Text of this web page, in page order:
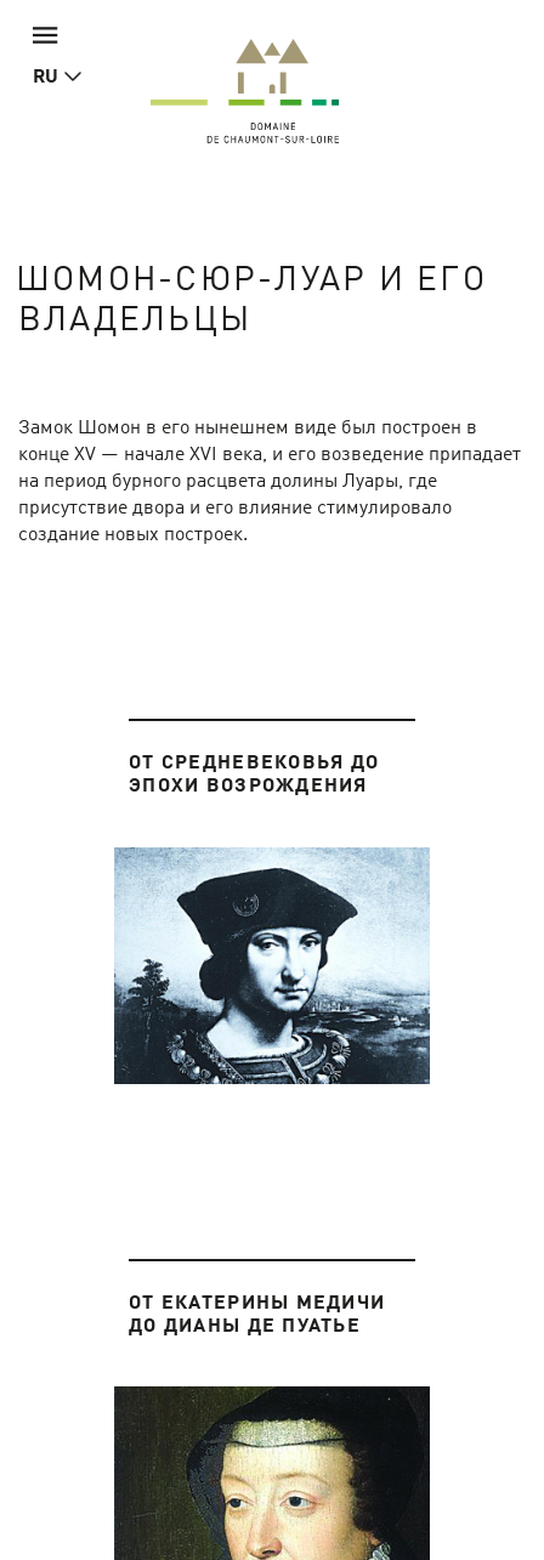
RU
ШОМОН-СЮР-ЛУАР И ЕГО
ВЛАДЕЛЬЦЫ
Замок Шомон в его нынешнем виде был построен в
конце XV — начале XVI века, и его возведение припадает
на период бурного расцвета долины Луары, где
присутствие двора и его влияние стимулировало
создание новых построек.
ОТ СРЕДНЕВЕКОВЬЯ ДО
ЭПОХИ ВОЗРОЖДЕНИЯ
ОТ ЕКАТЕРИНЫ МЕДИЧИ
ДО ДИАНЫ ДЕ ПУАТЬЕ